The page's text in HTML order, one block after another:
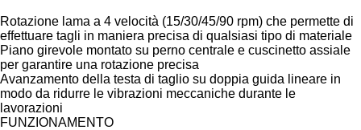
Rotazione lama a 4 velocità (15/30/45/90 rpm) che permette di
effettuare tagli in maniera precisa di qualsiasi tipo di materiale
Piano girevole montato su perno centrale e cuscinetto assiale
per garantire una rotazione precisa
Avanzamento della testa di taglio su doppia guida lineare in
modo da ridurre le vibrazioni meccaniche durante le
lavorazioni
FUNZIONAMENTO